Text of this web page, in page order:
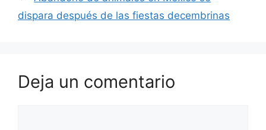
dispara después de las fiestas decembrinas
Deja un comentario